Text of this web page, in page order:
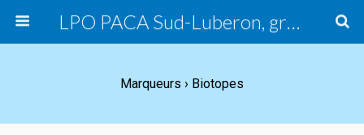
LPO PACA Sud-Luberon, groupe local
Marqueurs › Biotopes